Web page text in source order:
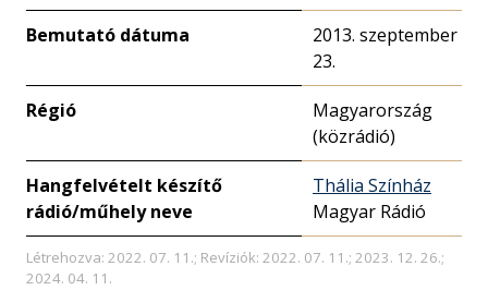
Bemutató dátuma
2013. szeptember
23.
Régió
Magyarország
(közrádió)
Hangfelvételt készítő
rádió/műhely neve
Thália Színház
Magyar Rádió
Létrehozva: 2022. 07. 11.; Revíziók: 2022. 07. 11.; 2023. 12. 26.;
2024. 04. 11.